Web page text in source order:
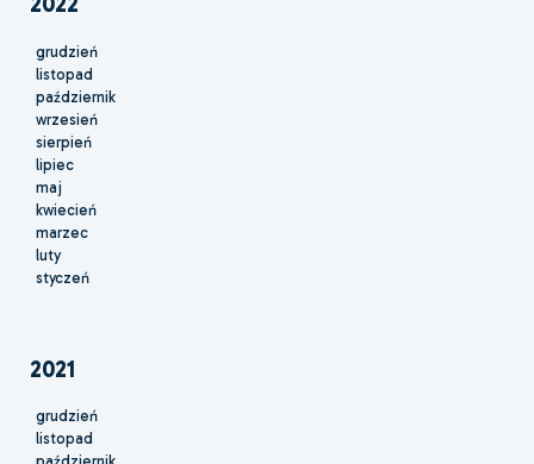
grudzień
listopad
październik
wrzesień
sierpień
lipiec
maj
kwiecień
marzec
luty
styczeń
2021
grudzień
listopad